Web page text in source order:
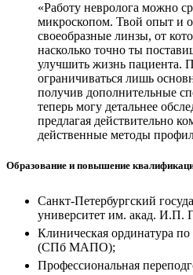
«Работу невролога можно
микроскопом. Твой опыт и
своеобразные линзы, от
насколько точно ты
улучшить жизнь пациента.
ограничиваться лишь
получив дополнительные
теперь могу детальнее
предлагая действительно
действенные методы
Образование и повышение
Санкт-Петербургский
университет им. акад. И.П.
Клиническая ординатура
(СПб МАПО);
Профессиональная